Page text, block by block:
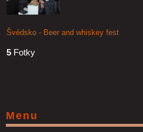
Švédsko - Beer and whiskey fest
5 Fotky
Menu